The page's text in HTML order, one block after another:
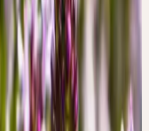
pathogènes ou